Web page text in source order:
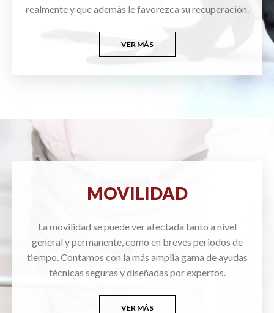
realmente y que además le favorezca su recuperación.
VER MÁS
MOVILIDAD
La movilidad se puede ver afectada tanto a nivel
general y permanente, como en breves periodos de
tiempo. Contamos con la más amplia gama de ayudas
técnicas seguras y diseñadas por expertos.
VER MÁS